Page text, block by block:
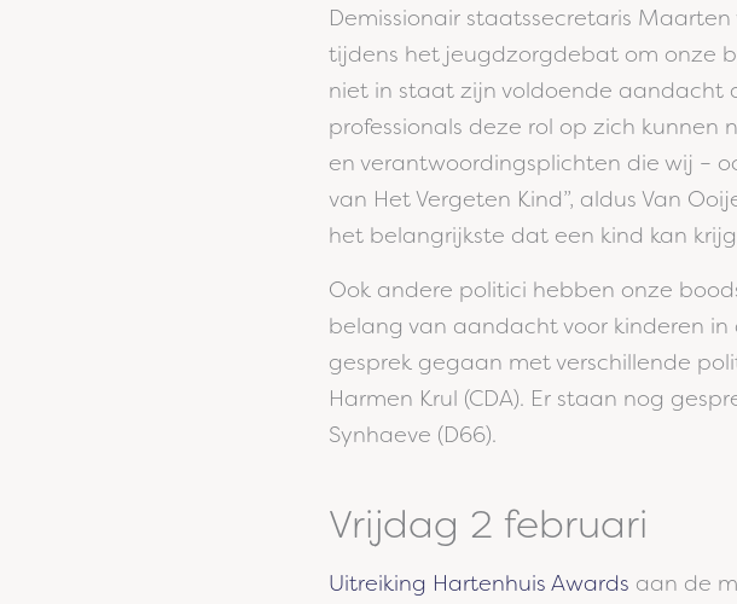
Demissionair staatssecretaris
tijdens het jeugdzorgdebat om onze
niet in staat zijn voldoende aandacht
professionals deze rol op zich
en verantwoordingsplichten die wij –
van Het Vergeten Kind”, aldus Van
het belangrijkste dat een kind kan
Ook andere politici hebben onze
belang van aandacht voor kinderen
gesprek gegaan met verschillende
Harmen Krul (CDA). Er staan nog
Synhaeve (D66).
Vrijdag 2 februari
Uitreiking Hartenhuis Awards aan de